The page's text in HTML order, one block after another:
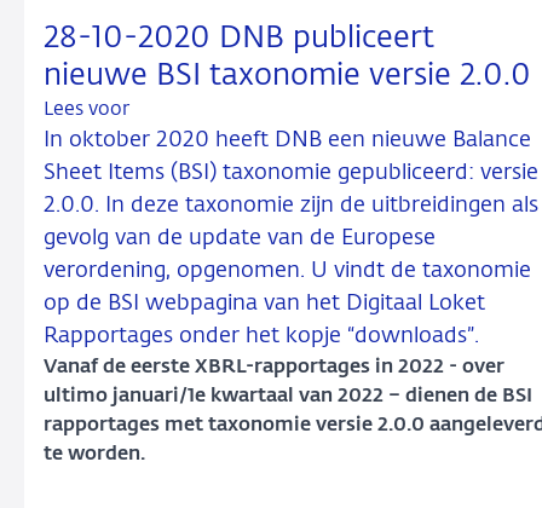
28-10-2020 DNB publiceert
nieuwe BSI taxonomie versie 2.0.0
Lees voor
In oktober 2020 heeft DNB een nieuwe Balance
Sheet Items (BSI) taxonomie gepubliceerd: versie
2.0.0. In deze taxonomie zijn de uitbreidingen als
gevolg van de update van de Europese
verordening, opgenomen. U vindt de taxonomie
op de BSI webpagina van het Digitaal Loket
Rapportages onder het kopje “downloads”.
Vanaf de eerste XBRL-rapportages in 2022 - over
ultimo januari/1e kwartaal van 2022 – dienen de BSI
rapportages met taxonomie versie 2.0.0
te worden.